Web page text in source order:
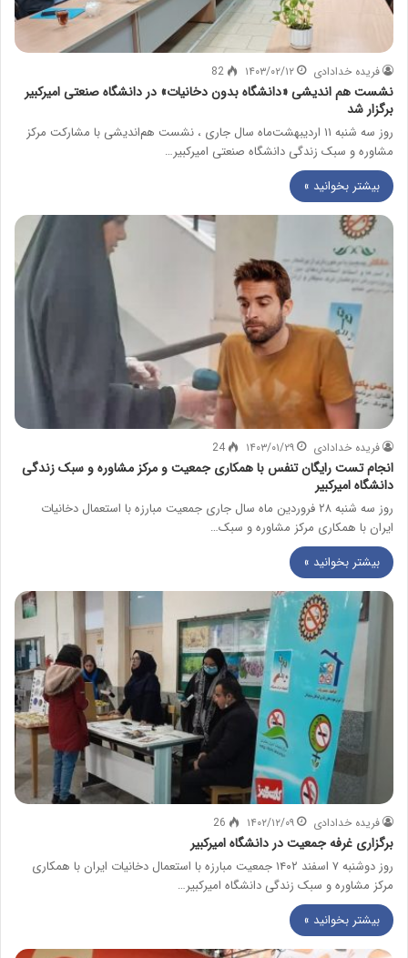
فریده خدادادی ۱۴۰۳/۰۲/۱۲ 82
نشست هم اندیشی «دانشگاه بدون دخانیات» در دانشگاه صنعتی امیرکبیر
برگزار شد
روز سه شنبه ۱۱ اردیبهشت‌ماه سال جاری ، نشست هم‌اندیشی با مشارکت مرکز
مشاوره و سبک زندگی دانشگاه صنعتی امیرکبیر…
بیشتر بخوانید »
فریده خدادادی ۱۴۰۳/۰۱/۲۹ 24
انجام تست رایگان تنفس با همکاری جمعیت و مرکز مشاوره و سبک زندگی
دانشگاه امیرکبیر
روز سه شنبه ۲۸ فروردین ماه سال جاری جمعیت مبارزه با استعمال دخانیات
ایران با همکاری مرکز مشاوره و سبک…
بیشتر بخوانید »
فریده خدادادی ۱۴۰۲/۱۲/۰۹ 26
برگزاری غرفه جمعیت در دانشگاه امیرکبیر
روز دوشنبه ۷ اسفند ۱۴۰۲ جمعیت مبارزه با استعمال دخانیات ایران با همکاری
مرکز مشاوره و سبک زندگی دانشگاه امیرکبیر…
بیشتر بخوانید »